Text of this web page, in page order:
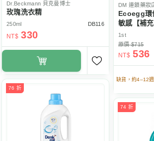
Dr.Beckmann 貝克曼博士
玫瑰洗衣精
250ml DB116
NT$ 330
DM 連鎖藥妝
Ecoegg環
敏感【補充
1st
原價 $715
NT$ 536
缺貨，約4–12
76 折
74 折